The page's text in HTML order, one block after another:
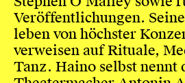
Veröffentlichungen.
leben von höchster
verweisen auf Rituale,
Tanz. Haino selbst nennt